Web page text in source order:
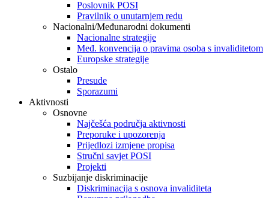
Poslovnik POSI
Pravilnik o unutarnjem redu
Nacionalni/Međunarodni dokumenti
Nacionalne strategije
Međ. konvencija o pravima osoba s invaliditetom
Europske strategije
Ostalo
Presude
Sporazumi
Aktivnosti
Osnovne
Najčešća područja aktivnosti
Preporuke i upozorenja
Prijedlozi izmjene propisa
Stručni savjet POSI
Projekti
Suzbijanje diskriminacije
Diskriminacija s osnova invaliditeta